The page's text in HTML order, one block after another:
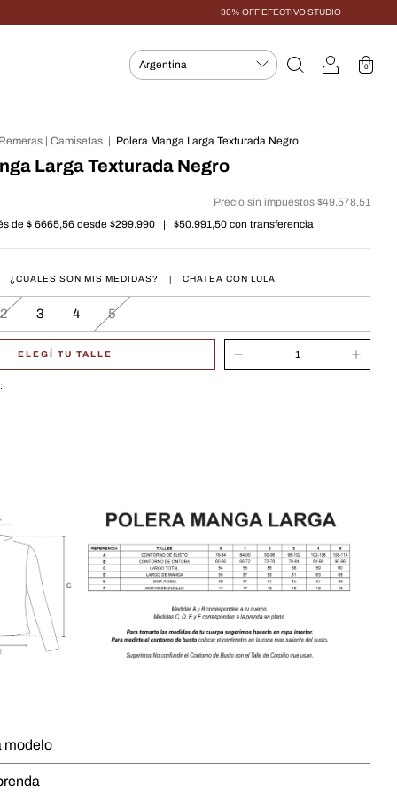
30% OFF EFECTIVO STUDIO
0
| Camisetas | Polera Manga Larga Texturada Negro
Larga Texturada Negro
Precio sin impuestos $49.578,51
de $ 6665,56 | $50.991,50 con
2 3 4 5
¿CUALES SON MIS MEDIDAS? | CHATEA CON LULA
ELEGÍ TU TALLE
modelo